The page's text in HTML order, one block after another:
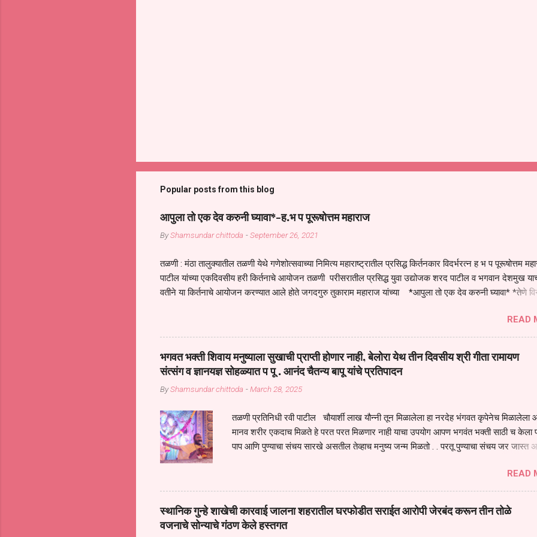
Popular posts from this blog
आपुला तो एक देव करुनी घ्यावा*-ह.भ प पूरूषोत्तम महाराज
ByShamsundar chittoda -September 26, 2021
तळणी : मंठा तालुक्यातील तळणी येथे गणेशोत्सवाच्या निमित्य महाराष्ट्रातील प्रसिद्ध किर्तनकार विदर्भरत्न ह भ प पूरूषोत्तम
पाटील यांच्या एकदिवसीय हरी किर्तनाचे आयोजन तळणी परीसरातील प्रसिद्ध युवा उद्योजक शरद पाटील व भगवान देशमुख
वतीने या किर्तनाचे आयोजन करण्यात आले होते जगदगुरु तुकाराम महाराज यांच्या *आपुला तो एक देव करुनी घ्यावा* *तेणे
जातीच्या परीक्षेचा काळ आहे धर्ममंडपात बसलेली लोक ही खरच भाग्यवान आहेत कोरोना सारख्या महामारीत आपंण जिवंत आहोत
महामारीतून जर आपल्याला वाचायचे असेल तर धार्मीक विचाराचा आधार आपल्याला घ्यावाच लागेल महामारीच्या काळात वारकरी
सप्रदायच खूप मोठा आधार आहे सध्य स्थितीत मानव जातीची मानसीक अवस्था सक्षम असणे गरजेचे आहे कोरोना ने मानवी
गरजा कीती कमी आहेत यांची जाणीव आपल्या सगळ्याना करून दीली आहे मनुष्याच्या आयुष्यातील नामसाधना ही त्याच्यासाठी
आधार असते परतू आज काल तीच साधना करण्याचा आळस आ...
READ
भगवत भक्ती शिवाय मनुष्याला सुखाची प्राप्ती होणार नाही, बेलोरा येथ तीन दिवसीय श्री गीता रामायण
संत्संग व ज्ञानयज्ञ सोहळ्यात प पू . आनंद चैतन्य बापू यांचे प्रतिपादन
ByShamsundar chittoda -March 28, 2025
तळणी प्रतिनिधी रवी पाटील चौयार्शी लाख यौन्नी तून मिळालेला हा नरदेह भंगवत कृपेनेच मिळालेला
मानव शरीर एकदाच मिळते हे परत परत मिळणार नाही याचा उपयोग आपण भगवंत भक्ती साठी च केला
पाप आणि पुण्याचा संचय सारखे असतील तेव्हाच मनुष्य जन्म मिळतो . . परतू पुण्याचा संचय जर जास्त
शरिराला इंतर सुंगधाचे व्यसन लागण्यापेक्षा भगवत भंक्ती चे व व्यसन लावा म्हणजे या नरदेहाचा उपयोग
चार कुपा या मनुष्यावर होत असतात यापैकी भगवत कृपा ही पुण्यवानालाच होत असते . भगवंताच्या
नरदेहाचा उद्धार होतो गरज आहे त्याला मनापासून आळवण्याची असे प्रतिपादन प पू चेतन्य बापू याचे
शिष्य आनंद चैतन्य बापू यांनी तळणी येथून जवळच असलेल्या बेलोरा येथे केले तीन दिवसीय
संत्संगाचे आयोजन करण्यात आले आहे . या कलयुगात प्रत्येक मनुष्य दुःखी आहे थोडे थोडे सगळेच
READ
स्थानिक गुन्हे शाखेची कारवाई जालना शहरातील घरफोडीत सराईत आरोपी जेरबंद करून तीन तोळे
वजनाचे सोन्याचे गंठण केले हस्तगत